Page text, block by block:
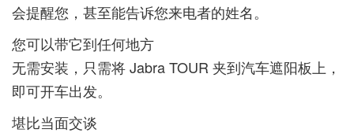
会提醒您，甚至能告诉您来电者的姓名。
您可以带它到任何地方
无需安装，只需将 Jabra TOUR 夹到汽车遮阳板上，
即可开车出发。
堪比当面交谈